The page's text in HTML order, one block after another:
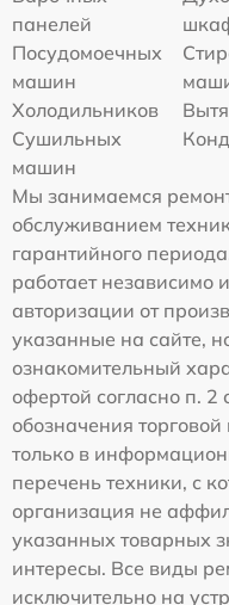
панелей
Посудомоечных
машин
Холодильников
Сушильных
машин
Мы занимаемся
обслуживанием
гарантийного
работает независимо
авторизации от
указанные на сайте,
ознакомительный
офертой согласно п.
обозначения
только в
перечень техники, с
организация не
указанных товарных
интересы. Все виды
исключительно на